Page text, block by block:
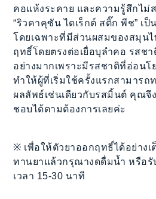
คอแห้งระคาย และความรู้สึกไม่
“ริวคาคุซัน ไดเร็กต์ สติ๊ก พีช” เ
โดยเฉพาะที่มีส่วนผสมของสมุนไ
ฤทธิ์โดยตรงต่อเยื่อบุลำคอ รสช
อย่างมากเพราะมีรสชาติที่อ่อนโ
ทำให้ผู้ที่เริ่มใช้ครั้งแรกสามารถ
ผลลัพธ์เช่นเดียวกับรสมิ้นต์ คุณจึ
ชอบได้ตามต้องการเลยค่ะ
※ เพื่อให้ตัวยาออกฤทธิ์ได้อย่าง
ทานยาแล้วกรุณางดดื่มน้ำ หรือรั
เวลา 15-30 นาที